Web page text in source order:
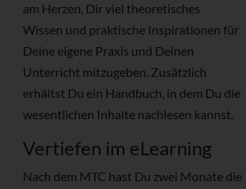
am Herzen, Dir viel theoretisches
Wissen und praktische Inspirationen für
Deine eigene Praxis und Deinen
Unterricht mitzugeben. Zusätzlich
erhältst Du ein Handbuch, in dem Du die
wesentlichen Inhalte nachlesen kannst.
Vertiefen im eLearning
Nach dem MTC hast Du zwei Monate die